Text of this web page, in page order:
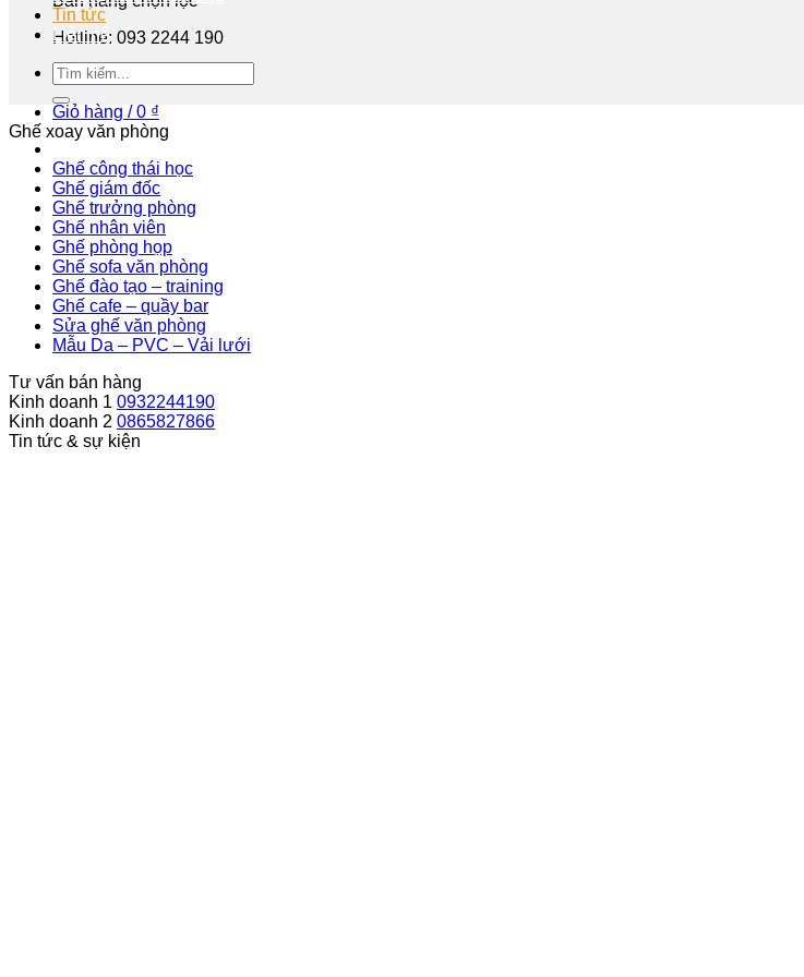
Hotline: 093 2244 190
Tư vấn miễn phí
Giỏ hàng /0 ₫
Tin tức
Liên hệ
Ghế xoay văn phòng
Ghế công thái học
Ghế giám đốc
Ghế trưởng phòng
Ghế nhân viên
Ghế phòng họp
Ghế sofa văn phòng
Ghế đào tạo – training
Ghế cafe – quầy bar
Sửa ghế văn phòng
Mẫu Da – PVC – Vải lưới
Tư vấn bán hàng
Kinh doanh 1 0932244190
Kinh doanh 2 0865827866
Tin tức & sự kiện